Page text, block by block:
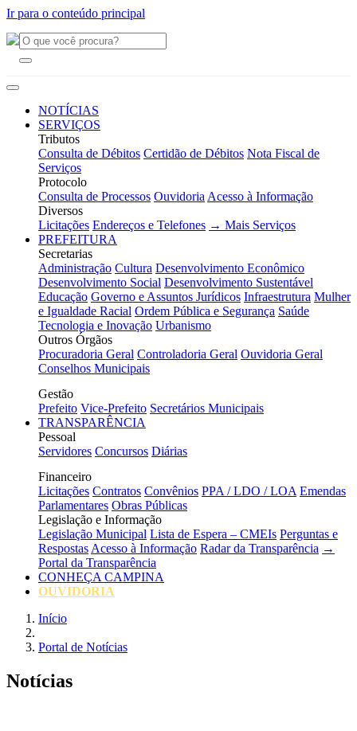
Ir para o conteúdo principal
NOTÍCIAS
SERVIÇOS
Tributos
Consulta de Débitos Certidão de Débitos Nota Fiscal de
Serviços
Protocolo
Consulta de Processos Ouvidoria Acesso à Informação
Diversos
Licitações Endereços e Telefones → Mais Serviços
PREFEITURA
Secretarias
Administração Cultura Desenvolvimento Econômico
Desenvolvimento Social Desenvolvimento Sustentável
Educação Governo e Assuntos Jurídicos Infraestrutura Mulher
e Igualdade Racial Ordem Pública e Segurança Saúde
Tecnologia e Inovação Urbanismo
Outros Órgãos
Procuradoria Geral Controladoria Geral Ouvidoria Geral
Conselhos Municipais
Gestão
Prefeito Vice-Prefeito Secretários Municipais
TRANSPARÊNCIA
Pessoal
Servidores Concursos Diárias
Financeiro
Licitações Contratos Convênios PPA / LDO / LOA Emendas
Parlamentares Obras Públicas
Legislação e Informação
Legislação Municipal Lista de Espera – CMEIs Perguntas e
Respostas Acesso à Informação Radar da Transparência →
Portal da Transparência
CONHEÇA CAMPINA
OUVIDORIA
Início
Portal de Notícias
Notícias